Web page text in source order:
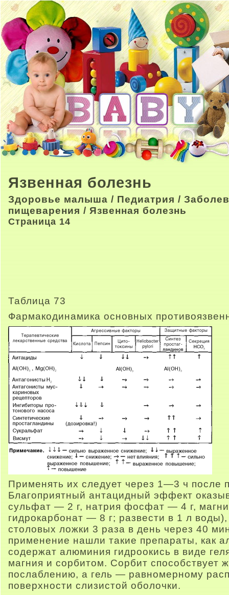
Язвенная болезнь
Здоровье малыша / Педиатрия /
пищеварения / Язвенная болезнь
Страница 14
Таблица 73
Фармакодинамика основных
Применять их следует через 1—3 ч после
Благоприятный антацидный эффект
сульфат — 2 г, натрия фосфат — 4 г,
гидрокарбонат — 8 г; развести в 1 л
столовых ложки 3 раза в день через 40
применение нашли такие препараты, как
содержат алюминия гидроокись в виде
магния и сорбитом. Сорбит способствует
послаблению, а гель — равномерному
поверхности слизистой оболочки.